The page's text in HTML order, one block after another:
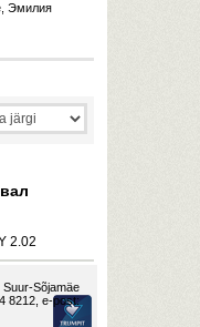
Эмилия
2.02
Suur-Sõjamäe
8212, e-post: